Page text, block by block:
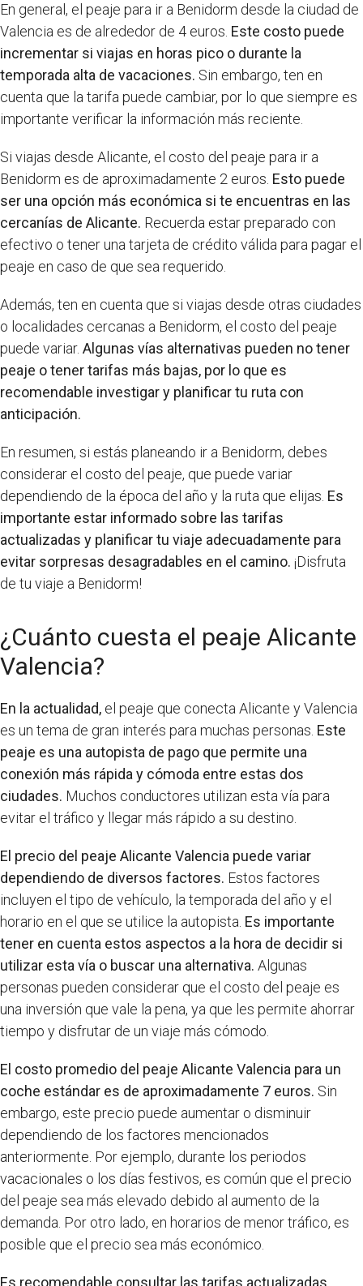
En general, el peaje para ir a Benidorm desde la ciudad de
Valencia es de alrededor de 4 euros. Este costo puede
incrementar si viajas en horas pico o durante la
temporada alta de vacaciones. Sin embargo, ten en
cuenta que la tarifa puede cambiar, por lo que siempre es
importante verificar la información más reciente.
Si viajas desde Alicante, el costo del peaje para ir a
Benidorm es de aproximadamente 2 euros. Esto puede
ser una opción más económica si te encuentras en las
cercanías de Alicante. Recuerda estar preparado con
efectivo o tener una tarjeta de crédito válida para pagar el
peaje en caso de que sea requerido.
Además, ten en cuenta que si viajas desde otras ciudades
o localidades cercanas a Benidorm, el costo del peaje
puede variar. Algunas vías alternativas pueden no tener
peaje o tener tarifas más bajas, por lo que es
recomendable investigar y planificar tu ruta con
anticipación.
En resumen, si estás planeando ir a Benidorm, debes
considerar el costo del peaje, que puede variar
dependiendo de la época del año y la ruta que elijas. Es
importante estar informado sobre las tarifas
actualizadas y planificar tu viaje adecuadamente para
evitar sorpresas desagradables en el camino. ¡Disfruta
de tu viaje a Benidorm!
¿Cuánto cuesta el peaje Alicante
Valencia?
En la actualidad, el peaje que conecta Alicante y Valencia
es un tema de gran interés para muchas personas. Este
peaje es una autopista de pago que permite una
conexión más rápida y cómoda entre estas dos
ciudades. Muchos conductores utilizan esta vía para
evitar el tráfico y llegar más rápido a su destino.
El precio del peaje Alicante Valencia puede variar
dependiendo de diversos factores. Estos factores
incluyen el tipo de vehículo, la temporada del año y el
horario en el que se utilice la autopista. Es importante
tener en cuenta estos aspectos a la hora de decidir si
utilizar esta vía o buscar una alternativa. Algunas
personas pueden considerar que el costo del peaje es
una inversión que vale la pena, ya que les permite ahorrar
tiempo y disfrutar de un viaje más cómodo.
El costo promedio del peaje Alicante Valencia para un
coche estándar es de aproximadamente 7 euros. Sin
embargo, este precio puede aumentar o disminuir
dependiendo de los factores mencionados
anteriormente. Por ejemplo, durante los periodos
vacacionales o los días festivos, es común que el precio
del peaje sea más elevado debido al aumento de la
demanda. Por otro lado, en horarios de menor tráfico, es
posible que el precio sea más económico.
Es recomendable consultar las tarifas actualizadas